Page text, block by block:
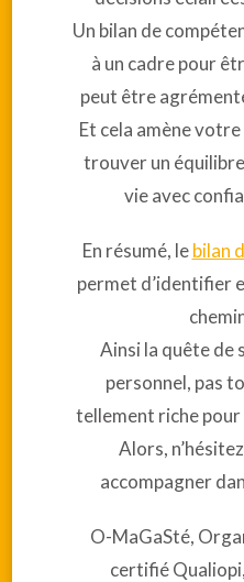
Un bilan de
à un cadre pour
peut être
Et cela amène
trouver un
vie avec
En résumé, lebilan
permet d’identifier
Ainsi la quête de
personnel, pas
tellement riche
Alors,
accompagner
O-MaGaSté,
certifié